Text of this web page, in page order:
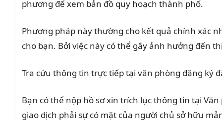
phương để xem bản đồ quy hoạch thành phố.
Phương pháp này thường cho kết quả chính xác
cho bạn. Bởi việc này có thể gây ảnh hưởng đến
Tra cứu thông tin trực tiếp tại văn phòng đăng ký
Bạn có thể nộp hồ sơ xin trích lục thông tin tại
giao dịch phải sự có mặt của người chủ sở hữu